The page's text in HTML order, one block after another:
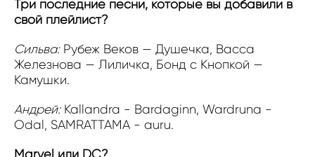
Три последние песни, которые вы добавили в
свой плейлист?
Сильва:Рубеж Веков — Душечка, Васса
Железнова — Лиличка, Бонд с Кнопкой —
Камушки.
Андрей:Kallandra - Bardaginn, Wardruna -
Odal, SAMRATTAMA - auru.